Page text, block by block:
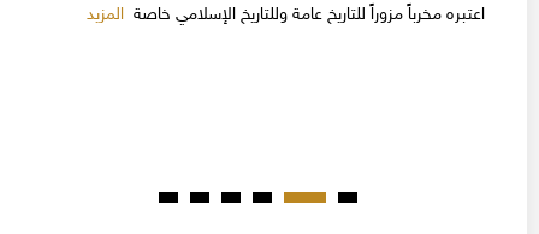
اعتبره مخرباً مزوراً للتاريخ عامة وللتاريخ الإسلامي خاصةالمزيد